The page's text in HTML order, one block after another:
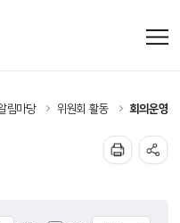
림마당 위원회 활동 회의운영